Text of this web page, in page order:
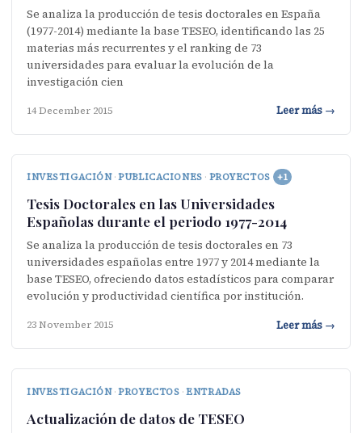
Se analiza la producción de tesis doctorales en España
(1977-2014) mediante la base TESEO, identificando las 25
materias más recurrentes y el ranking de 73
universidades para evaluar la evolución de la
investigación cien
14 December 2015 Leer más →
INVESTIGACIÓN · PUBLICACIONES · PROYECTOS +1
Tesis Doctorales en las Universidades
Españolas durante el periodo 1977-2014
Se analiza la producción de tesis doctorales en 73
universidades españolas entre 1977 y 2014 mediante la
base TESEO, ofreciendo datos estadísticos para comparar
evolución y productividad científica por institución.
23 November 2015 Leer más →
INVESTIGACIÓN · PROYECTOS · ENTRADAS
Actualización de datos de TESEO